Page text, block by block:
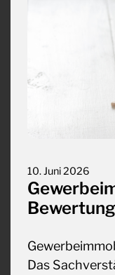
10. Juni 2026
Das